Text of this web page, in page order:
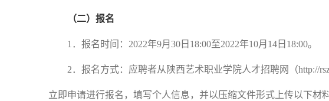
（二）报名
1．报名时间：2022年9月 30 日 18:00至2022年10月 14 日 18:00。
2．报名方式：应聘者从陕西艺术职业学院人才招聘网（http://
立即申请进行报名，填写个人信息，并以压缩文件形式上传以下材